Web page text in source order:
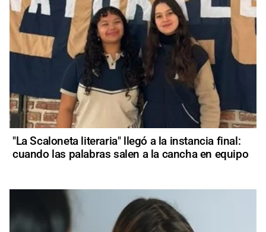
"La Scaloneta literaria" llegó a la instancia final:
cuando las palabras salen a la cancha en equipo